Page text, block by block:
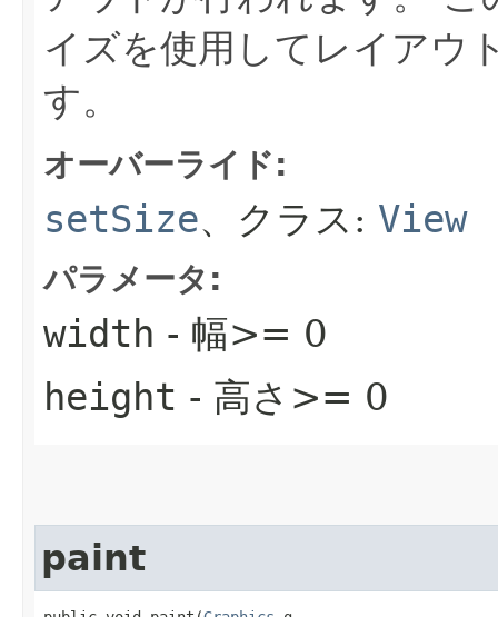
イズを使用してレイアウ
す。
オーバーライド:
setSize、クラス: View
パラメータ:
width - 幅>= 0
height - 高さ>= 0
paint